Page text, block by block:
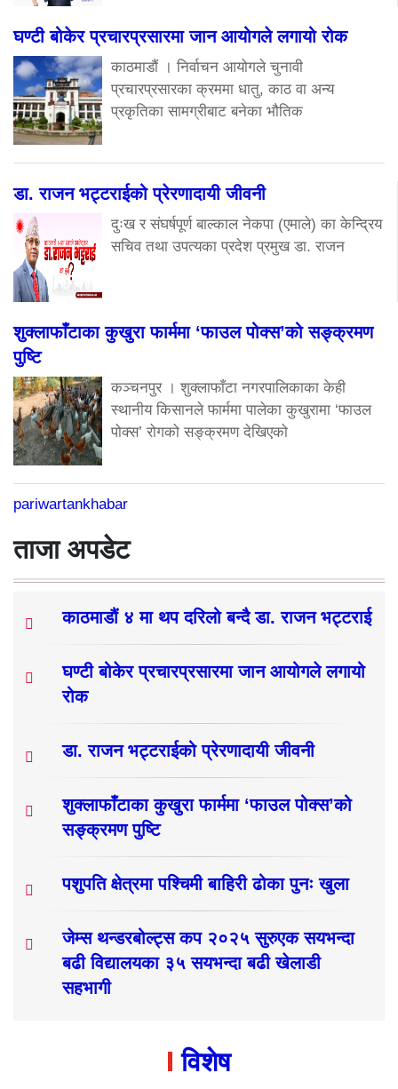
घण्टी बोकेर प्रचारप्रसारमा जान आयोगले लगायो रोक
काठमाडौं । निर्वाचन आयोगले चुनावी
प्रचारप्रसारका क्रममा धातु, काठ वा अन्य
प्रकृतिका सामग्रीबाट बनेका भौतिक
डा. राजन भट्टराईको प्रेरणादायी जीवनी
दुःख र संघर्षपूर्ण बाल्काल नेकपा (एमाले) का केन्द्रिय
सचिव तथा उपत्यका प्रदेश प्रमुख डा. राजन
शुक्लाफाँटाका कुखुरा फार्ममा ‘फाउल पोक्स’को सङ्क्रमण
पुष्टि
कञ्चनपुर । शुक्लाफाँटा नगरपालिकाका केही
स्थानीय किसानले फार्ममा पालेका कुखुरामा ‘फाउल
पोक्स’ रोगको सङ्क्रमण देखिएको
pariwartankhabar
ताजा अपडेट
काठमाडौं ४ मा थप दरिलो बन्दै डा. राजन भट्टराई
घण्टी बोकेर प्रचारप्रसारमा जान आयोगले लगायो
रोक
डा. राजन भट्टराईको प्रेरणादायी जीवनी
शुक्लाफाँटाका कुखुरा फार्ममा ‘फाउल पोक्स’को
सङ्क्रमण पुष्टि
पशुपति क्षेत्रमा पश्चिमी बाहिरी ढोका पुनः खुला
जेम्स थन्डरबोल्ट्स कप २०२५ सुरुएक सयभन्दा
बढी विद्यालयका ३५ सयभन्दा बढी खेलाडी
सहभागी
विशेष